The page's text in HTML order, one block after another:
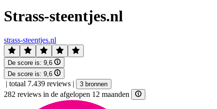
Strass-steentjes.nl
strass-steentjes.nl
De score is: 9,6
De score is: 9,6
| totaal 7.439 reviews | 3 bronnen
282 reviews in de afgelopen 12 maanden